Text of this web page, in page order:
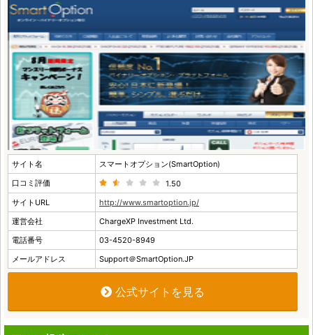
サイト名
スマートオプション(SmartOption)
口コミ評価
1.50
サイトURL
http://www.smartoption.jp/
運営会社
ChargeXP Investment Ltd.
電話番号
03-4520-8949
メールアドレス
Support＠SmartOption.JP
公式サイトを見る